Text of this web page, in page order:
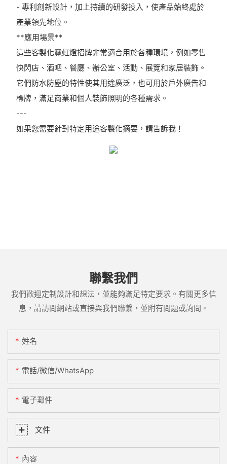
- 專利創新設計，加上持續的研發投入，使產品始終處於
產業領先地位。
**應用場景**
這些客製化霓虹燈招牌非常適合用於各種環境，例如零售
快閃店、酒吧、餐廳、辦公室、活動、展覽和家居裝飾。
它們防水防塵的特性使其用途廣泛，也可用於戶外廣告和
標牌，滿足商業和個人裝飾照明的各種需求。
---
如果您需要針對特定用途客製化摘要，請告訴我！
聯繫我們
我們歡迎定制設計和想法，並能夠滿足特定要求。有關更多信
息，請訪問網站或直接與我們聯繫，並附有問題或詢問。
姓名
電話/微信/WhatsApp
電子郵件
文件
內容